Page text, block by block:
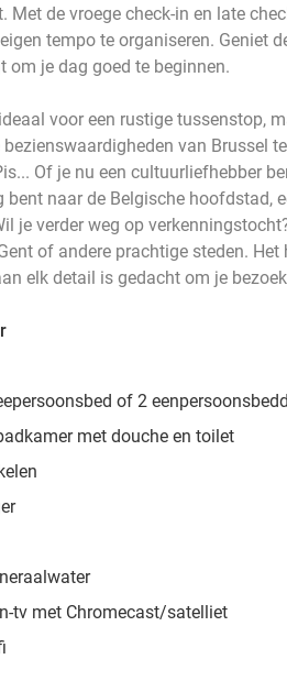
Met de vroege check-in en late
tempo te organiseren. Geniet
om je dag goed te beginnen.
voor een rustige tussenstop,
bezienswaardigheden van Brussel
Of je nu een cultuurliefhebber
bent naar de Belgische hoofdstad,
je verder weg op
of andere prachtige steden.
elk detail is gedacht om je
of 2
met douche en toilet
tv met Chromecast/satelliet